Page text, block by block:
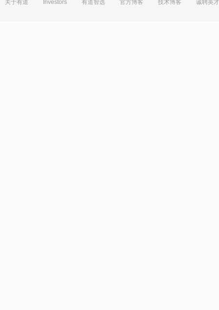
关于有道 Investors 有道智选 官方博客 技术博客 诚聘英才